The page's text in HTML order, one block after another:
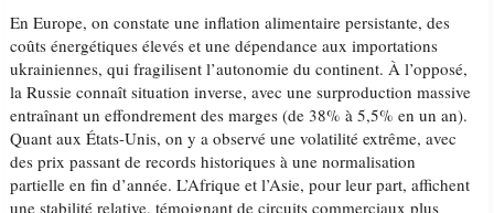
En Europe, on constate une inflation alimentaire persistante, des
coûts énergétiques élevés et une dépendance aux importations
ukrainiennes, qui fragilisent l’autonomie du continent. À l’opposé,
la Russie connaît situation inverse, avec une surproduction massive
entraînant un effondrement des marges (de 38% à 5,5% en un an).
Quant aux États-Unis, on y a observé une volatilité extrême, avec
des prix passant de records historiques à une normalisation
partielle en fin d’année. L’Afrique et l’Asie, pour leur part, affichent
une stabilité relative, témoignant de circuits commerciaux plus